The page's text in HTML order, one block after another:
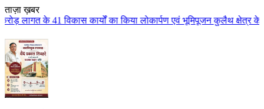
ताज़ा ख़बर
का किया लोकार्पण एवं भूमिपूजन कुलैथ क्षेत्र के विकास के लिये की